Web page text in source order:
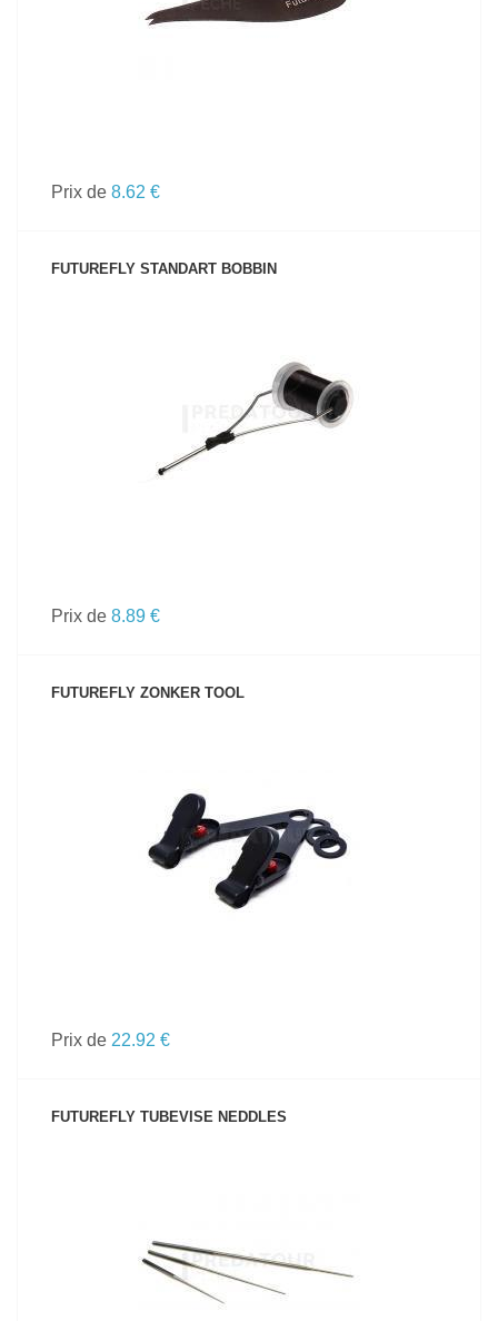
Prix de 8.62 €
FUTUREFLY STANDART BOBBIN
VOIR LE PRODUIT
Prix de 8.89 €
FUTUREFLY ZONKER TOOL
VOIR LE PRODUIT
Prix de 22.92 €
FUTUREFLY TUBEVISE NEDDLES